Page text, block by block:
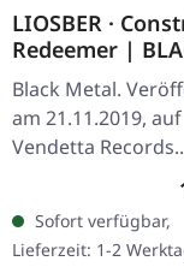
LIOSBER ·
Redeemer |
Black Metal.
am 21.11.2019, auf
Vendetta Records.
Siebdruck auf B-
Sofort verfügbar,
Lieferzeit: 1-2